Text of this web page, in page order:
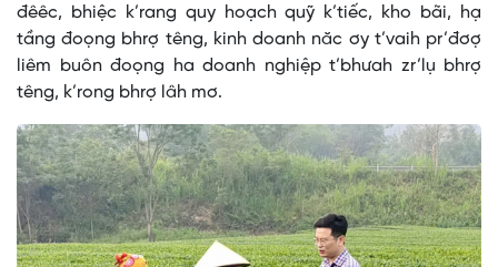
đêêc, bhiệc k’rang quy hoạch quỹ k’tiếc, kho bãi, hạ
tầng đoọng bhrợ têng, kinh doanh năc ơy t’vaih pr’đơợ
liêm buôn đoọng ha doanh nghiệp t’bhưah zr’lụ bhrợ
têng, k’rong bhrợ lâh mơ.